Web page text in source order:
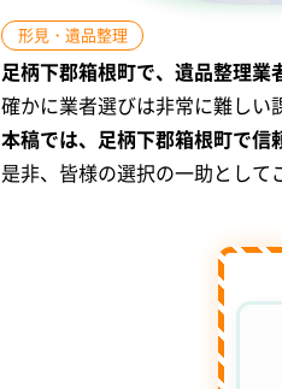
形見・遺品整理
足柄下郡箱根町で、遺品整理業
確かに業者選びは非常に難しい
本稿では、足柄下郡箱根町で信
是非、皆様の選択の一助として